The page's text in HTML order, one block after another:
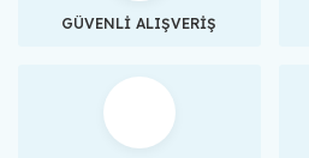
GÜVENLİ ALIŞVERİŞ